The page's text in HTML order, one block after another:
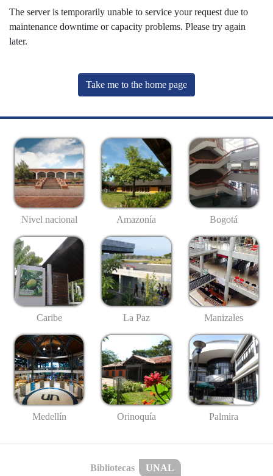
The server is temporarily unable to service your request due to
maintenance downtime or capacity problems. Please try again
later.
Take me to the home page
Nivel nacional Amazonía Bogotá
Caribe La Paz Manizales
Medellín Orinoquía Palmira
Bibliotecas UNAL